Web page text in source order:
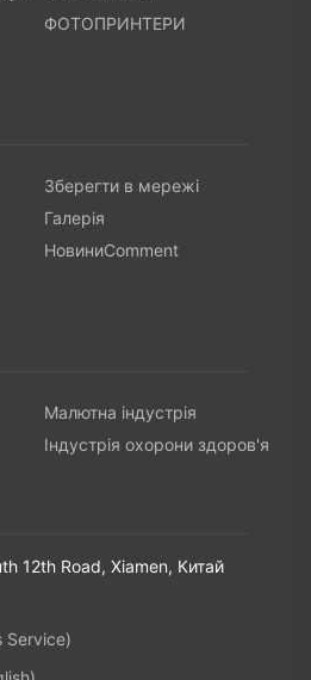
ФОТОПРИНТЕРИ
Зберегти в мережі
Галерія
НовиниComment
Малютна індустрія
Індустрія охорони здоров'я
12th Road, Xiamen, Китай